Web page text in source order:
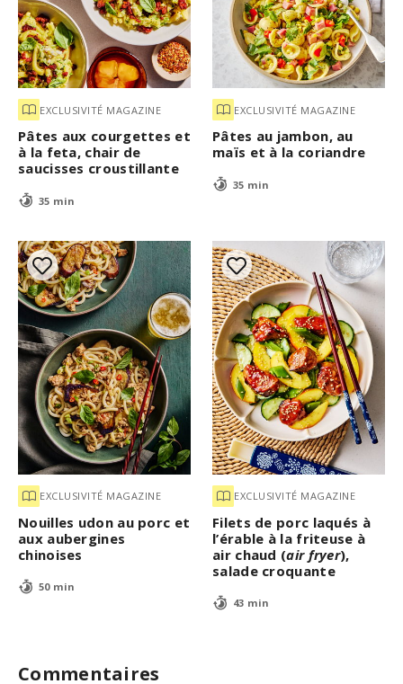
EXCLUSIVITÉ MAGAZINE
Pâtes aux courgettes et
à la feta, chair de
saucisses croustillante
35 min
EXCLUSIVITÉ MAGAZINE
Pâtes au jambon, au
maïs et à la coriandre
35 min
EXCLUSIVITÉ MAGAZINE
Nouilles udon au porc et
aux aubergines
chinoises
50 min
EXCLUSIVITÉ MAGAZINE
Filets de porc laqués à
l’érable à la friteuse à
air chaud (air fryer),
salade croquante
43 min
Commentaires